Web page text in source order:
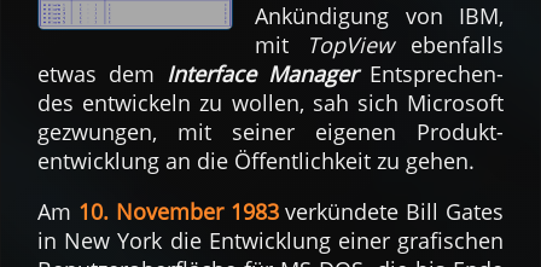
An­kün­di­gung von IBM,
mit
TopVieweben­falls
etwas dem Inter­face ManagerEnt­sprechen­
des ent­wickeln zu wol­len, sah sich Micro­soft
ge­zwun­gen, mit seiner ei­genen Pro­dukt­
entwicklung an die Öf­fent­lich­keit zu gehen.
Am 10. No­vem­ber 1983verkün­dete Bill Gates
in New York die Ent­wicklung einer gra­fischen